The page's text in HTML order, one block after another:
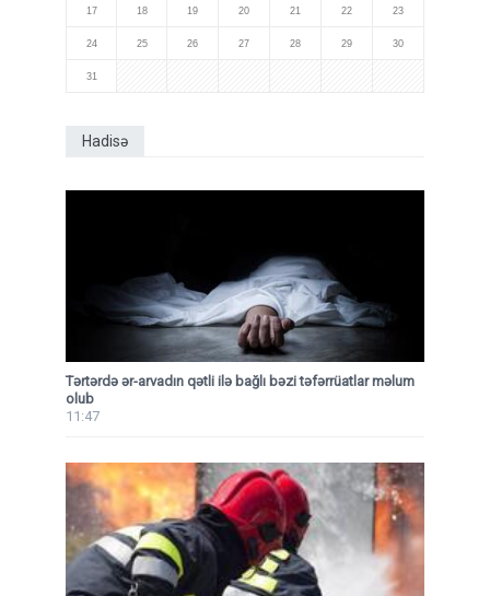
17 18 19 20 21 22 23
24 25 26 27 28 29 30
31
Hadisə
Tərtərdə ər-arvadın qətli ilə bağlı bəzi təfərrüatlar məlum
olub
11:47